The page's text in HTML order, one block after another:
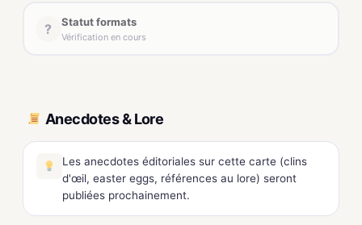
? Statut formats
Vérification en cours
Anecdotes & Lore
Les anecdotes éditoriales sur cette carte (clins
d'œil, easter eggs, références au lore) seront
publiées prochainement.